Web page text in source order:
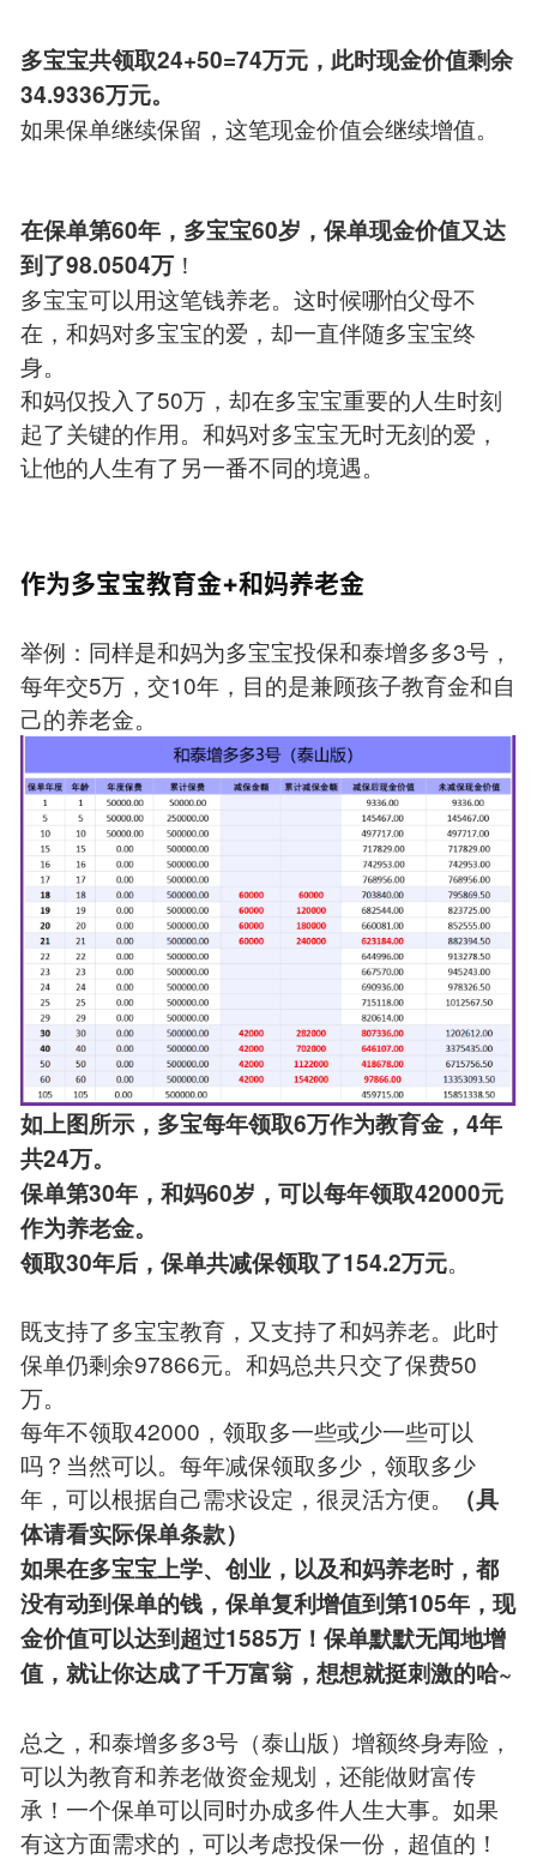
多宝宝共领取24+50=74万元，此时现金价值剩余
34.9336万元。
如果保单继续保留，这笔现金价值会继续增值。
在保单第60年，多宝宝60岁，保单现金价值又达
到了98.0504万！
多宝宝可以用这笔钱养老。这时候哪怕父母不
在，和妈对多宝宝的爱，却一直伴随多宝宝终
身。
和妈仅投入了50万，却在多宝宝重要的人生时刻
起了关键的作用。和妈对多宝宝无时无刻的爱，
让他的人生有了另一番不同的境遇。
作为多宝宝教育金+和妈养老金
举例：同样是和妈为多宝宝投保和泰增多多3号，
每年交5万，交10年，目的是兼顾孩子教育金和自
己的养老金。
如上图所示，多宝每年领取6万作为教育金，4年
共24万。
保单第30年，和妈60岁，可以每年领取42000元
作为养老金。
领取30年后，保单共减保领取了154.2万元。
既支持了多宝宝教育，又支持了和妈养老。此时
保单仍剩余97866元。和妈总共只交了保费50
万。
每年不领取42000，领取多一些或少一些可以
吗？当然可以。每年减保领取多少，领取多少
年，可以根据自己需求设定，很灵活方便。
（具
体请看实际保单条款）
如果在多宝宝上学、创业，以及和妈养老时，都
没有动到保单的钱，保单复利增值到第105年，现
金价值可以达到超过1585万！保单默默无闻地增
值，就让你达成了千万富翁，想想就挺刺激的哈~
总之，和泰增多多3号（泰山版）增额终身寿险，
可以为教育和养老做资金规划，还能做财富传
承！一个保单可以同时办成多件人生大事。如果
有这方面需求的，可以考虑投保一份，超值的！